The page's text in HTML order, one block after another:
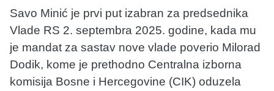
Savo Minić je prvi put izabran za predsednika
Vlade RS 2. septembra 2025. godine, kada mu
je mandat za sastav nove vlade poverio Milorad
Dodik, kome je prethodno Centralna izborna
komisija Bosne i Hercegovine (CIK) oduzela